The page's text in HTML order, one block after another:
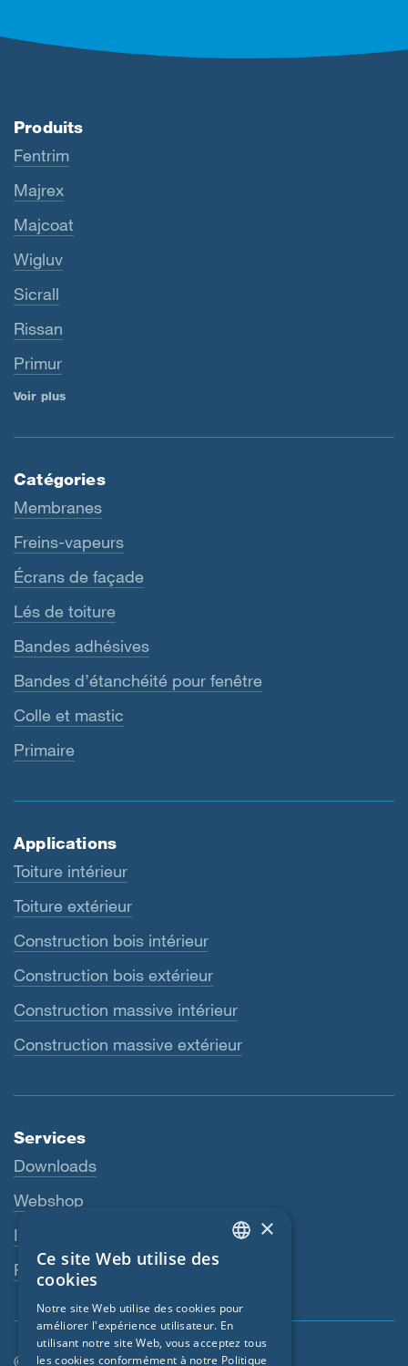
Produits
Fentrim
Majrex
Majcoat
Wigluv
Sicrall
Rissan
Primur
Voir plus
Catégories
Membranes
Freins-vapeurs
Écrans de façade
Lés de toiture
Bandes adhésives
Bandes d’étanchéité pour fenêtre
Colle et mastic
Primaire
Applications
Toiture intérieur
Toiture extérieur
Construction bois intérieur
Construction bois extérieur
Construction massive intérieur
Construction massive extérieur
Services
Downloads
Webshop
Interlocuteur
Revendeurs
© SIGA 2026
ENGLISH
FRENCH
CZECH
×
Ce site Web utilise des
cookies
Notre site Web utilise des cookies pour
améliorer l'expérience utilisateur. En
utilisant notre site Web, vous acceptez tous
les cookies conformément à notre Politique